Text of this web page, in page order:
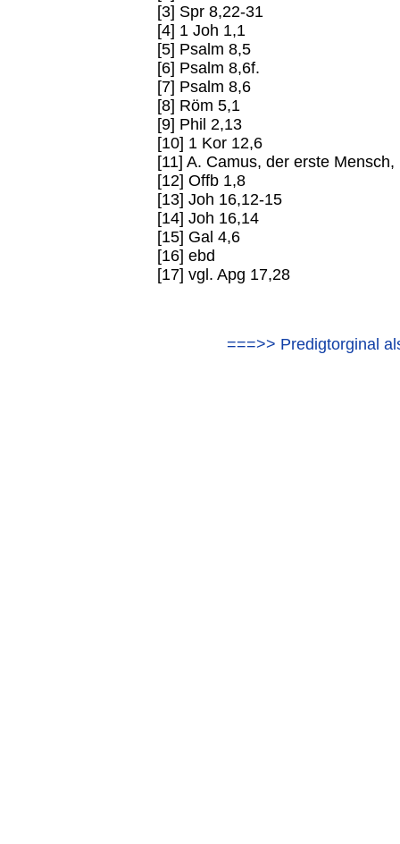
[3] Spr 8,22-31
[4] 1 Joh 1,1
[5] Psalm 8,5
[6] Psalm 8,6f.
[7] Psalm 8,6
[8] Röm 5,1
[9] Phil 2,13
[10] 1 Kor 12,6
[11] A. Camus, der erste
[12] Offb 1,8
[13] Joh 16,12-15
[14] Joh 16,14
[15] Gal 4,6
[16] ebd
[17] vgl. Apg 17,28
===>> Predigtorginal